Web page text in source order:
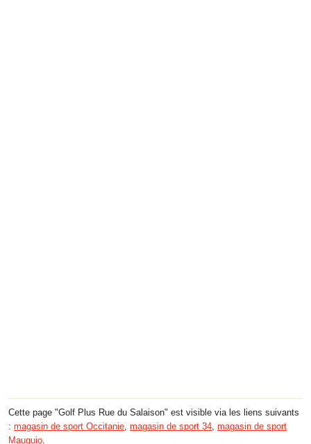
Cette page "Golf Plus Rue du Salaison" est visible via les liens suivants
: magasin de sport Occitanie, magasin de sport 34, magasin de sport
Mauguio.